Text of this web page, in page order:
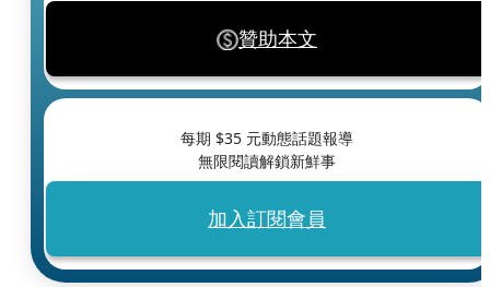
贊助本文
每期 $35 元動態話題報導
無限閱讀解鎖新鮮事
加入訂閱會員